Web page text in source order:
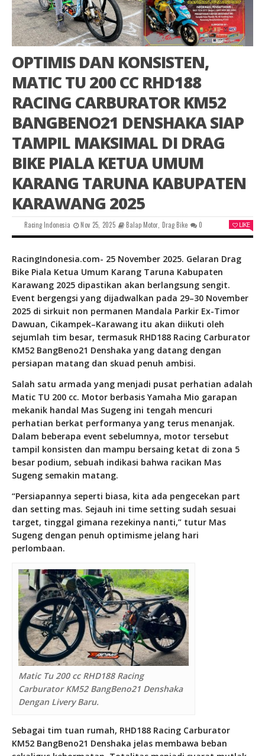
OPTIMIS DAN KONSISTEN,
MATIC TU 200 CC RHD188
RACING CARBURATOR KM52
BANGBENO21 DENSHAKA SIAP
TAMPIL MAKSIMAL DI DRAG
BIKE PIALA KETUA UMUM
KARANG TARUNA KABUPATEN
KARAWANG 2025
Racing Indonesia Nov 25, 2025 Balap Motor, Drag Bike 0 LIKE
RacingIndonesia.com- 25 November 2025. Gelaran Drag
Bike Piala Ketua Umum Karang Taruna Kabupaten
Karawang 2025 dipastikan akan berlangsung sengit.
Event bergengsi yang dijadwalkan pada 29–30 November
2025 di sirkuit non permanen Mandala Parkir Ex-Timor
Dawuan, Cikampek–Karawang itu akan diikuti oleh
sejumlah tim besar, termasuk RHD188 Racing Carburator
KM52 BangBeno21 Denshaka yang datang dengan
persiapan matang dan skuad penuh ambisi.
Salah satu armada yang menjadi pusat perhatian adalah
Matic TU 200 cc. Motor berbasis Yamaha Mio garapan
mekanik handal Mas Sugeng ini tengah mencuri
perhatian berkat performanya yang terus menanjak.
Dalam beberapa event sebelumnya, motor tersebut
tampil konsisten dan mampu bersaing ketat di zona 5
besar podium, sebuah indikasi bahwa racikan Mas
Sugeng semakin matang.
“Persiapannya seperti biasa, kita ada pengecekan part
dan setting mas. Sejauh ini time setting sudah sesuai
target, tinggal gimana rezekinya nanti,” tutur Mas
Sugeng dengan penuh optimisme jelang hari
perlombaan.
Matic Tu 200 cc RHD188 Racing
Carburator KM52 BangBeno21 Denshaka
Dengan Livery Baru.
Sebagai tim tuan rumah, RHD188 Racing Carburator
KM52 BangBeno21 Denshaka jelas membawa beban